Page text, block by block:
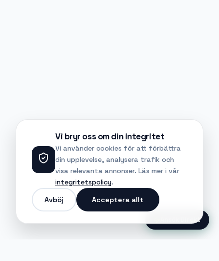
Ansök Direkt
Vi bryr oss om din integritet
Vi använder cookies för att förbättra
din upplevelse, analysera trafik och
visa relevanta annonser. Läs mer i vår
integritetspolicy.
Avböj
Acceptera allt